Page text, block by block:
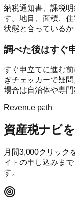
納税通知書、課税
す。地目、面積、
状態と合っているか
調べた後はすぐ
すぐ申立てに進む
ぎチェッカーで疑
場合は自治体や専門
Revenue path
資産税ナビ
月間3,000クリック
イトの申し込みま
す。